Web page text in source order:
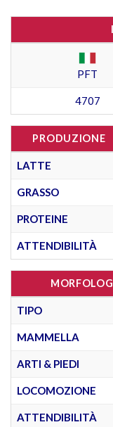
PFT
4707
PRODUZIONE
LATTE
GRASSO
PROTEINE
ATTENDIBILITÀ
TIPO
MAMMELLA
ARTI & PIEDI
LOCOMOZIONE
ATTENDIBILITÀ